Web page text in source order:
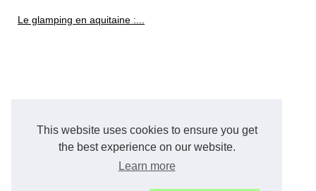
This website uses cookies to ensure you get
the best experience on our website.
Learn more
Le glamping en aquitaine :...